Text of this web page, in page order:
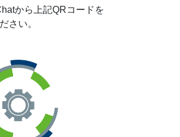
から上記QRコードを
さい。